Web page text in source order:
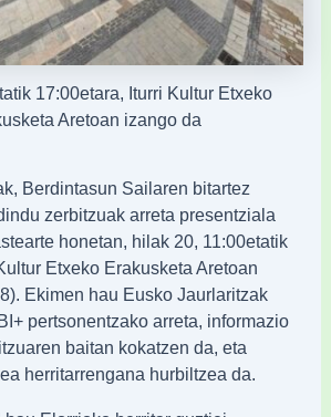
17:00etara, Iturri Kultur Etxeko
Aretoan izango da
Berdintasun Sailaren bitartez
zerbitzuak arreta presentziala
honetan, hilak 20, 11:00etatik
Etxeko Erakusketa Aretoan
Ekimen hau Eusko Jaurlaritzak
pertsonentzako arreta, informazio
baitan kokatzen da, eta
herritarrengana hurbiltzea da.